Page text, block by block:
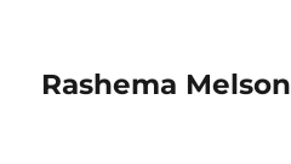
Rashema Melson